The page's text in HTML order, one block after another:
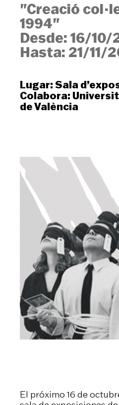
"Creació
1994"
Desde: 16/10/
Hasta: 21/11/
Lugar: Sala
Colabora:
de València
El próximo 16 de